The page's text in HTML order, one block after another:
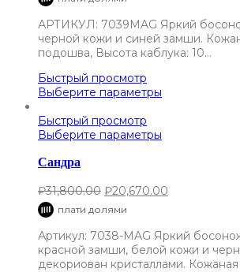
АРТИКУЛ: 7039MAG Яркий
черной кожи и синей замши.
подошва, Высота каблука: 10…
Быстрый просмотр
Выберите параметры
Быстрый просмотр
Выберите параметры
Сандра
₽31,800.00 ₽20,670.00
плати долями
Артикул: 7038-MAG Яркий
красной замши, белой кожи и
декориован кристаллами.